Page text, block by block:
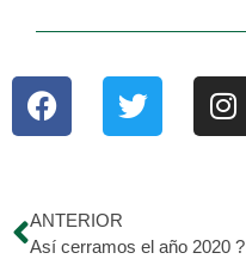
ANTERIOR
Así cerramos el año 2020 ?